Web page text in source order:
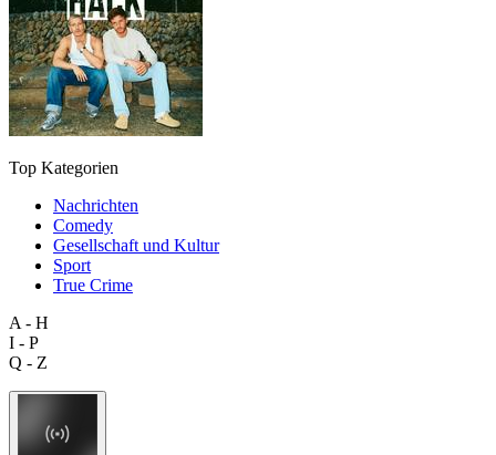
Top Kategorien
Nachrichten
Comedy
Gesellschaft und Kultur
Sport
True Crime
A - H
I - P
Q - Z